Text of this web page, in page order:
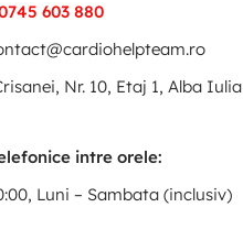
603 880
Nr. 10, Etaj 1, Alba Iulia
intre orele:
Luni – Sambata (inclusiv)